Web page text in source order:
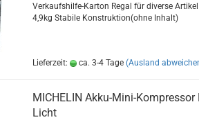
Verkaufshilfe-​Karton Regal für di­ver­se
4,9kg Sta­bi­le Kon­struk­ti­on(ohne In­halt)
Lieferzeit: ca. 3-4 Tage (Ausland
MI­CHE­LIN Akku-​Mini-​
Licht